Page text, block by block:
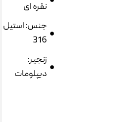
نقره ای
جنس: استیل
316
زنجیر:
دیپلومات